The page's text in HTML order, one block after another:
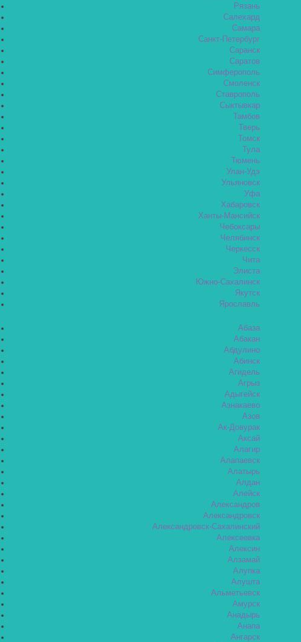
Рязань
Салехард
Самара
Санкт-Петербург
Саранск
Саратов
Симферополь
Смоленск
Ставрополь
Сыктывкар
Тамбов
Тверь
Томск
Тула
Тюмень
Улан-Удэ
Ульяновск
Уфа
Хабаровск
Ханты-Мансийск
Чебоксары
Челябинск
Черкесск
Чита
Элиста
Южно-Сахалинск
Якутск
Ярославль
Абаза
Абакан
Абдулино
Абинск
Агидель
Агрыз
Адыгейск
Азнакаево
Азов
Ак-Довурак
Аксай
Алагир
Алапаевск
Алатырь
Алдан
Алейск
Александров
Александровск
Александровск-Сахалинский
Алексеевка
Алексин
Алзамай
Алупка
Алушта
Альметьевск
Амурск
Анадырь
Анапа
Ангарск